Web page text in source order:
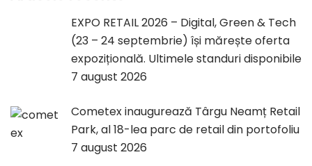
EXPO RETAIL 2026 – Digital, Green & Tech
(23 – 24 septembrie) își mărește oferta
expozițională. Ultimele standuri disponibile
7 august 2026
Cometex inaugurează Târgu Neamț Retail
Park, al 18-lea parc de retail din portofoliu
7 august 2026